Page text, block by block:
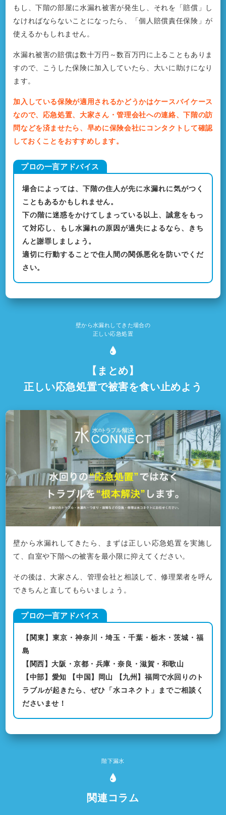
もし、下階の部屋に水漏れ被害が発生し、それを「賠償」し
なければならないことになったら、「個人賠償責任保険」が
使えるかもしれません。
水漏れ被害の賠償は数十万円～数百万円に上ることもありま
すので、こうした保険に加入していたら、大いに助けになり
ます。
加入している保険が適用されるかどうかはケースバイケース
なので、応急処置、大家さん・管理会社への連絡、下階の訪
問などを済ませたら、早めに保険会社にコンタクトして確認
しておくことをおすすめします。
場合によっては、下階の住人が先に水漏れに気がつく
こともあるかもしれません。
下の階に迷惑をかけてしまっている以上、誠意をもっ
て対応し、もし水漏れの原因が過失によるなら、きち
んと謝罪しましょう。
適切に行動することで住人間の関係悪化を防いでくだ
さい。
壁から水漏れしてきた場合の
正しい応急処置
【まとめ】
正しい応急処置で被害を食い止めよう
壁から水漏れしてきたら、まずは正しい応急処置を実施し
て、自室や下階への被害を最小限に抑えてください。
その後は、大家さん、管理会社と相談して、修理業者を呼ん
できちんと直してもらいましょう。
【関東】東京・神奈川・埼玉・千葉・栃木・茨城・福
島
【関西】大阪・京都・兵庫・奈良・滋賀・和歌山
【中部】愛知 【中国】岡山 【九州】福岡で水回りのト
ラブルが起きたら、ぜひ「水コネクト」までご相談く
ださいませ！
階下漏水
関連コラム